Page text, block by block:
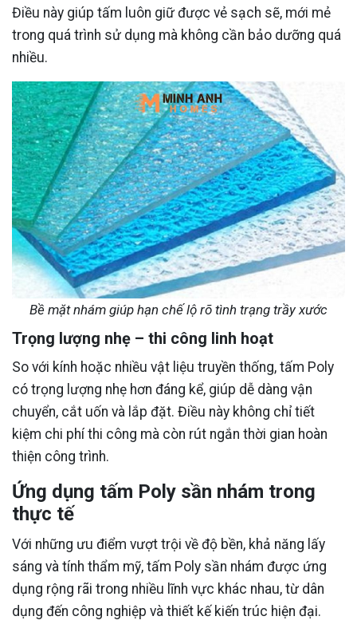
Điều này giúp tấm luôn giữ được vẻ sạch sẽ, mới mẻ
trong quá trình sử dụng mà không cần bảo dưỡng quá
nhiều.
Bề mặt nhám giúp hạn chế lộ rõ tình trạng trầy xước
Trọng lượng nhẹ – thi công linh hoạt
So với kính hoặc nhiều vật liệu truyền thống, tấm Poly
có trọng lượng nhẹ hơn đáng kể, giúp dễ dàng vận
chuyển, cắt uốn và lắp đặt. Điều này không chỉ tiết
kiệm chi phí thi công mà còn rút ngắn thời gian hoàn
thiện công trình.
Ứng dụng tấm Poly sần nhám trong
thực tế
Với những ưu điểm vượt trội về độ bền, khả năng lấy
sáng và tính thẩm mỹ, tấm Poly sần nhám được ứng
dụng rộng rãi trong nhiều lĩnh vực khác nhau, từ dân
dụng đến công nghiệp và thiết kế kiến trúc hiện đại.